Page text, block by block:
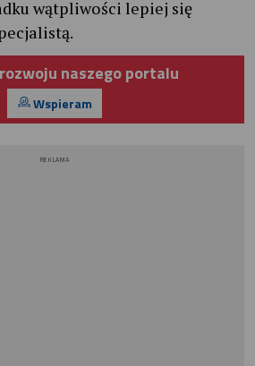
wątpliwości lepiej się
naszego portalu
Wspieram
REKLAMA